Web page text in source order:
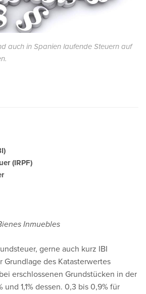
auch in Spanien laufende Steuern auf
(IRPF)
Inmuebles
gerne auch kurz IBI
Grundlage des Katasterwertes
erschlossenen Grundstücken in der
1,1% dessen. 0,3 bis 0,9% für